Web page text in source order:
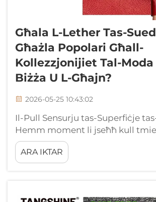
Għala L-Lether Tas-
Għażla Popolari Għall-
Kollezzjonijiet Tal-Moda
Biżża U L-Għajn?
2026-05-25 10:43:02
Il-Pull Sensurju tas-Superfiċje
Hemm moment li jseħħ kull
meta l-ewli kampjuni tal-
biżża u l-għajn ibda jwarrdu fis-
l-materjal li b’mod konstant iżda
ARA IKTAR